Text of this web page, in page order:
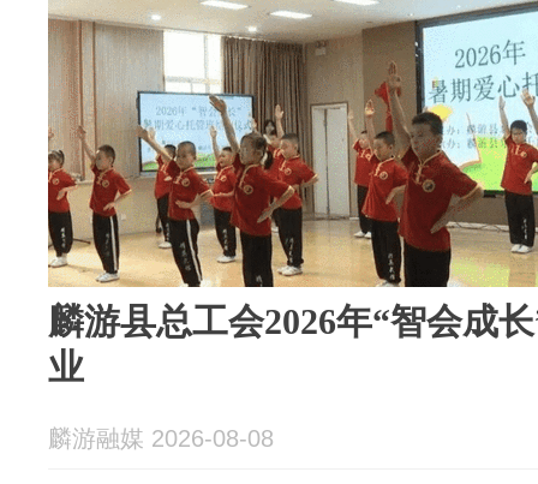
麟游县总工会2026年“智会成
业
麟游融媒 2026-08-08